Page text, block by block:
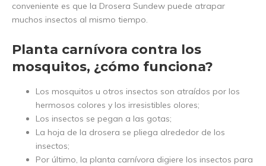
conveniente es que la Drosera Sundew puede atrapar
muchos insectos al mismo tiempo.
Planta carnívora contra los
mosquitos, ¿cómo funciona?
Los mosquitos u otros insectos son atraídos por los
hermosos colores y los irresistibles olores;
Los insectos se pegan a las gotas;
La hoja de la drosera se pliega alrededor de los
insectos;
Por último, la planta carnívora digiere los insectos para